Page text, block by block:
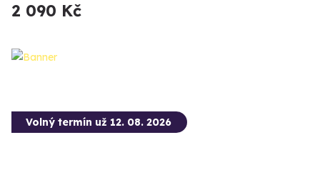
2 090 Kč
Volný termín už 12. 08. 2026